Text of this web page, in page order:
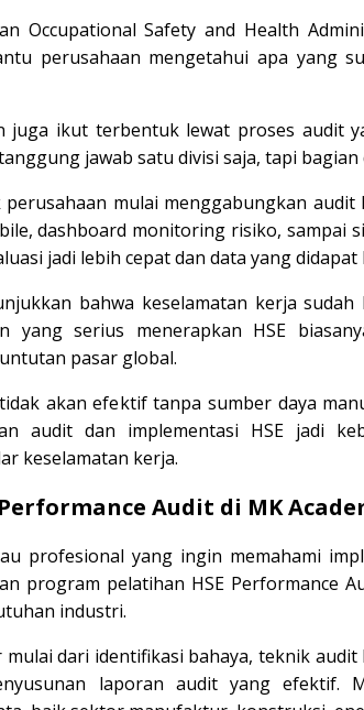
Occupational Safety and Health
perusahaan mengetahui apa yang
juga ikut terbentuk lewat proses audit
jawab satu divisi saja, tapi
mulai menggabungkan
dashboard monitoring risiko, sampai
jadi lebih cepat dan data yang
bahwa keselamatan kerja
yang serius menerapkan HSE
pasar global.
akan efektif tanpa sumber daya
audit dan implementasi HSE jadi
keselamatan kerja.
Audit di MK
profesional yang ingin memahami
program pelatihan HSE Performance
industri.
mulai dari identifikasi bahaya, teknik
laporan audit yang efektif.